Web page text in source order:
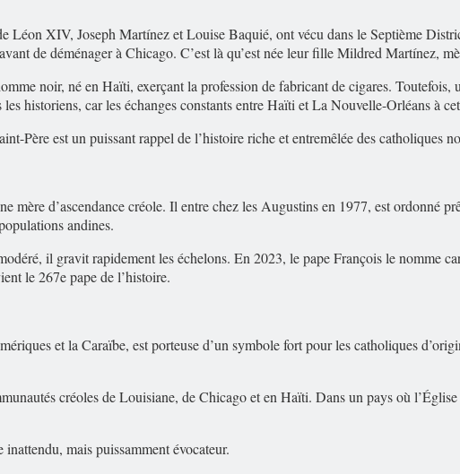
Léon XIV, Joseph Martínez et Louise Baquié, ont vécu dans le Septième
de déménager à Chicago. C’est là qu’est née leur fille Mildred Martínez,
noir, né en Haïti, exerçant la profession de fabricant de cigares. Toutefois,
historiens, car les échanges constants entre Haïti et La Nouvelle-Orléans à
Père est un puissant rappel de l’histoire riche et entremêlée des catholiques
mère d’ascendance créole. Il entre chez les Augustins en 1977, est ordonné
andines.
il gravit rapidement les échelons. En 2023, le pape François le nomme
le 267e pape de l’histoire.
et la Caraïbe, est porteuse d’un symbole fort pour les catholiques
créoles de Louisiane, de Chicago et en Haïti. Dans un pays où
mais puissamment évocateur.